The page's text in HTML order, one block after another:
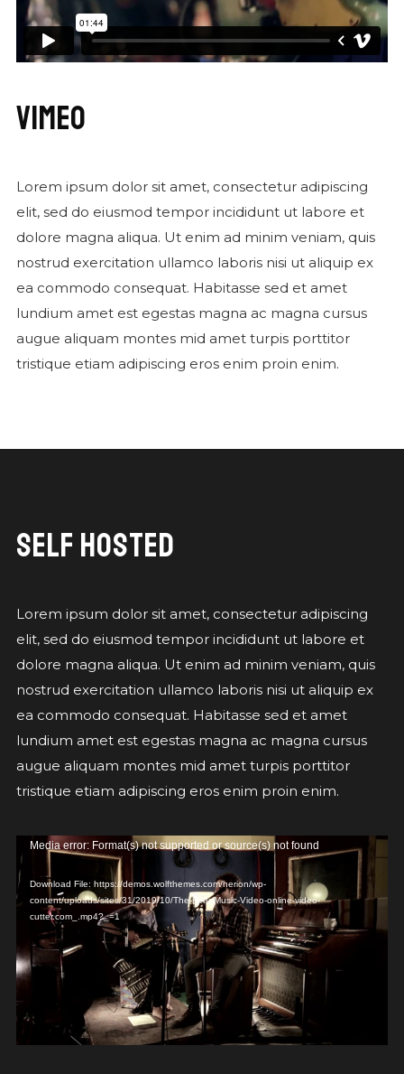
VIMEO
Lorem ipsum dolor sit amet, consectetur adipiscing
elit, sed do eiusmod tempor incididunt ut labore et
dolore magna aliqua. Ut enim ad minim veniam, quis
nostrud exercitation ullamco laboris nisi ut aliquip ex
ea commodo consequat. Habitasse sed et amet
lundium amet est egestas magna ac magna cursus
augue aliquam montes mid amet turpis porttitor
tristique etiam adipiscing eros enim proin enim.
SELF HOSTED
Lorem ipsum dolor sit amet, consectetur adipiscing
elit, sed do eiusmod tempor incididunt ut labore et
dolore magna aliqua. Ut enim ad minim veniam, quis
nostrud exercitation ullamco laboris nisi ut aliquip ex
ea commodo consequat. Habitasse sed et amet
lundium amet est egestas magna ac magna cursus
augue aliquam montes mid amet turpis porttitor
tristique etiam adipiscing eros enim proin enim.
Video
Player
Media error: Format(s) not supported or source(s) not found
Download File: https://demos.wolfthemes.com/herion/wp-
content/uploads/sites/31/2019/10/The-Fear-Music-Video-online-video-
cutter.com_.mp4?_=1